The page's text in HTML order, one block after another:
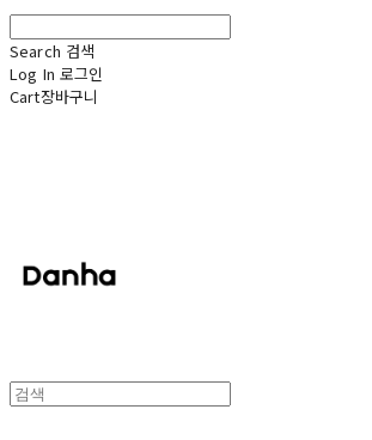
Search 검색
Log In 로그인
Cart장바구니